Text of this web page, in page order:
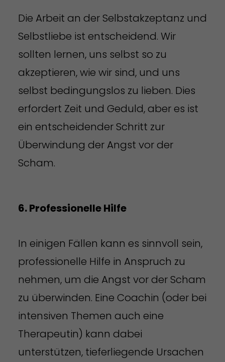
Die Arbeit an der Selbstakzeptanz und
Selbstliebe ist entscheidend. Wir
sollten lernen, uns selbst so zu
akzeptieren, wie wir sind, und uns
selbst bedingungslos zu lieben. Dies
erfordert Zeit und Geduld, aber es ist
ein entscheidender Schritt zur
Überwindung der Angst vor der
Scham.
6. Professionelle Hilfe
In einigen Fällen kann es sinnvoll sein,
professionelle Hilfe in Anspruch zu
nehmen, um die Angst vor der Scham
zu überwinden. Eine Coachin (oder bei
intensiven Themen auch eine
Therapeutin) kann dabei
unterstützen, tieferliegende Ursachen